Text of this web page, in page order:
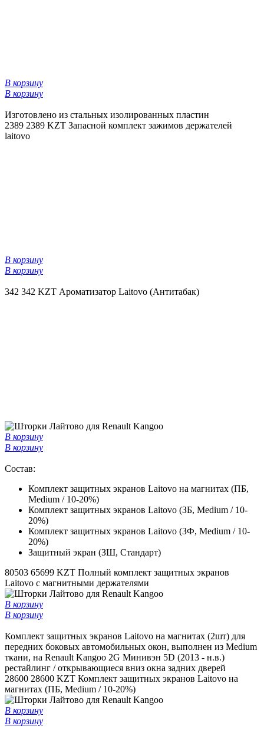
В корзину
В корзину
Изготовлено из стальных изолированных пластин
2389 2389 KZT Запасной комплект зажимов держателей
laitovo
В корзину
В корзину
342 342 KZT Ароматизатор Laitovo (Антитабак)
В корзину
В корзину
Состав:
Комплект защитных экранов Laitovo на магнитах (ПБ,
Medium / 10-20%)
Комплект защитных экранов Laitovo (ЗБ, Medium / 10-
20%)
Комплект защитных экранов Laitovo (ЗФ, Medium / 10-
20%)
Защитный экран (ЗШ, Стандарт)
80503 65699 KZT Полный комплект защитных экранов
Laitovo с магнитными держателями
В корзину
В корзину
Комплект защитных экранов Laitovo на магнитах (2шт) для
передних боковых автомобильных окон, выполнен из Medium
ткани, на Renault Kangoo 2G Минивэн 5D (2013 - н.в.)
рестайлинг / открывающиеся вниз окна задних дверей
28600 28600 KZT Комплект защитных экранов Laitovo на
магнитах (ПБ, Medium / 10-20%)
В корзину
В корзину